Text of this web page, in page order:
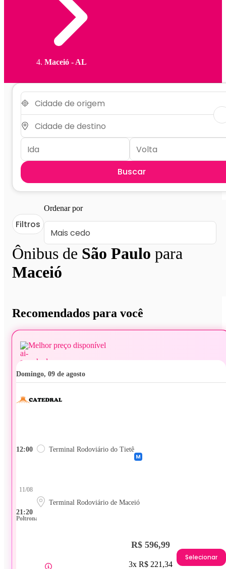
Maceió - AL
Buscar
Ônibus de São Paulo para
Maceió
Filtros
Ordenar por
Recomendados para você
Melhor preço disponível
domingo, 09 de agosto
12:00 Terminal Rodoviário do Tietê
21:20
11/08
Terminal Rodoviário de Maceió
Poltrona
R$ 596,99
3x R$ 221,34
Selecionar